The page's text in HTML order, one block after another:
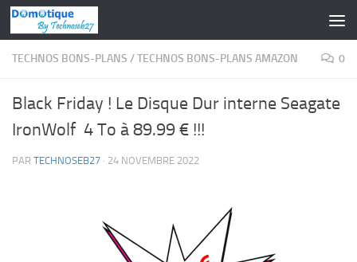
Skip to content
TECHNOS BONS-PLANS /TECHNOS BONS-PLANS AMAZON 0
Black Friday ! Le Disque Dur interne Seagate
IronWolf 4 To à 89.99 € !!!
PAR TECHNOSEB27 · 24 NOVEMBRE 2022